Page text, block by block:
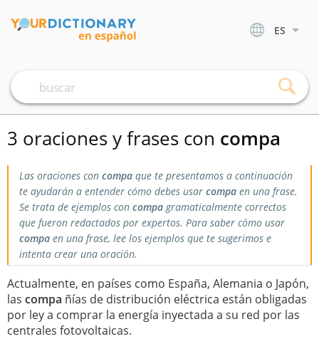
ES
3 oraciones y frases con compa
Las oraciones con compa que te presentamos a continuación
te ayudarán a entender cómo debes usar compa en una frase.
Se trata de ejemplos con compagramaticalmente correctos
que fueron redactados por expertos. Para saber cómo usar
compa en una frase, lee los ejemplos que te sugerimos e
intenta crear una oración.
Actualmente, en países como España, Alemania o Japón,
las compa ñías de distribución eléctrica están obligadas
por ley a comprar la energía inyectada a su red por las
centrales fotovoltaicas.